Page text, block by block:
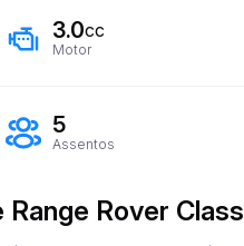
3.0cc
Motor
5
Assentos
Rover